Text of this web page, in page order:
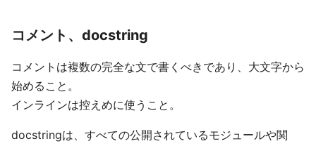
コメント、docstring
コメントは複数の完全な文で書くべきであり、大文字から
始めること。
インラインは控えめに使うこと。
docstringは、すべての公開されているモジュールや関